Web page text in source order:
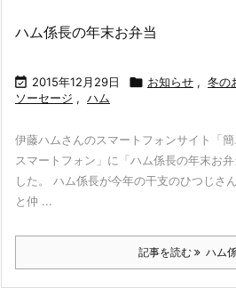
ハム係長の年末お弁当
 2015年12月29日  お知らせ , 冬の
ソーセージ , ハム
伊藤ハムさんのスマートフォンサイト「
スマートフォン」に「ハム係長の年末お
した。 ハム係長が今年の干支のひつじさ
と仲 ...
記事を読む ハム